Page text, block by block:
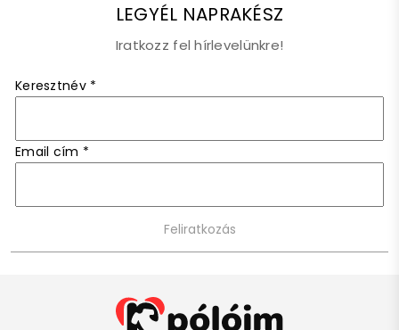
LEGYÉL NAPRAKÉSZ
Iratkozz fel hírlevelünkre!
Keresztnév *
Email cím *